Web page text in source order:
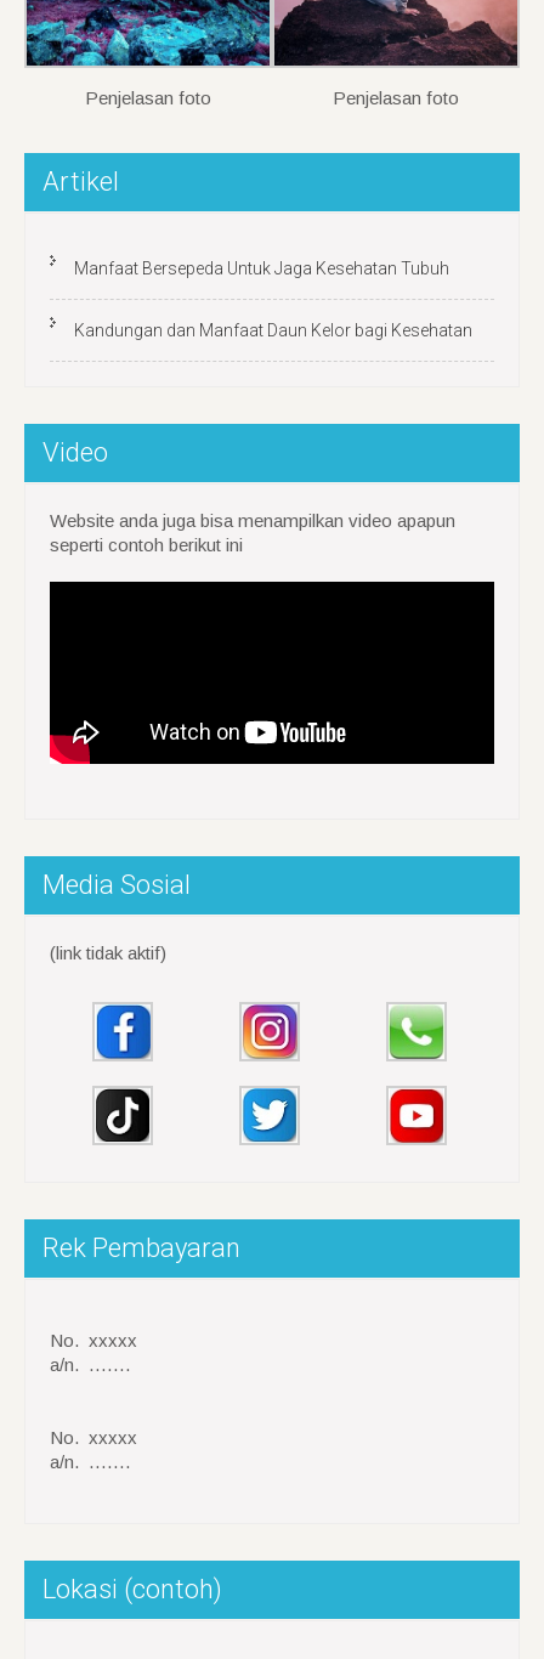
Penjelasan foto Penjelasan foto
Artikel
Manfaat Bersepeda Untuk Jaga Kesehatan Tubuh
Kandungan dan Manfaat Daun Kelor bagi Kesehatan
Video
Website anda juga bisa menampilkan video apapun
seperti contoh berikut ini
Media Sosial
(link tidak aktif)
Rek Pembayaran
No. xxxxx
a/n. …….
No. xxxxx
a/n. …….
Lokasi (contoh)